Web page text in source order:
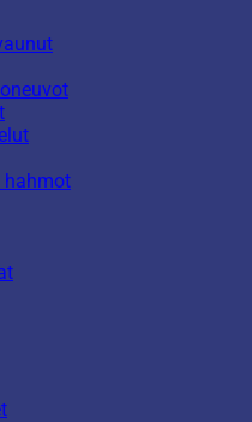
hahmot